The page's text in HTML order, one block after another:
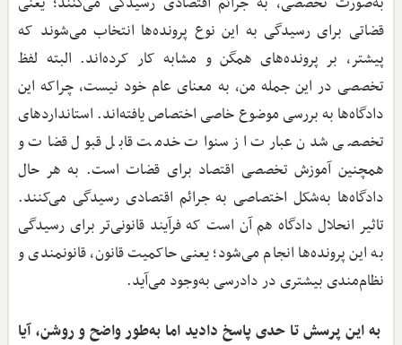
قضاتی برای رسیدگی به این نوع پرونده‌ها انتخاب می‌شوند که
پیشتر، بر پرونده‌های همگن و مشابه کار کرده‌اند. البته لفظ
تخصصی در این جمله من، به معنای عام خود نیست، چراکه این
دادگاه‌ها به بررسی موضوع خاصی اختصاص یافته‌اند. استانداردهای
تخصصی شدن عبارت از سنوات خدمت قابل قبول قضات و
همچنین آموزش تخصصی اقتصاد برای قضات است. به ‌هر حال
دادگاه‌ها به‌شکل اختصاصی به جرائم اقتصادی رسیدگی می‌کنند.
تاثیر انحلال دادگاه هم آن است که فرآیند قانونی‌تر برای رسیدگی
به این پرونده‌ها انجام می‌شود؛ یعنی حاکمیت قانون، قانونمندی و
نظام‌مندی بیشتری در دادرسی به‌وجود می‌آید.
به این پرسش تا حدی پاسخ دادید اما به‌طور واضح و روشن، آیا